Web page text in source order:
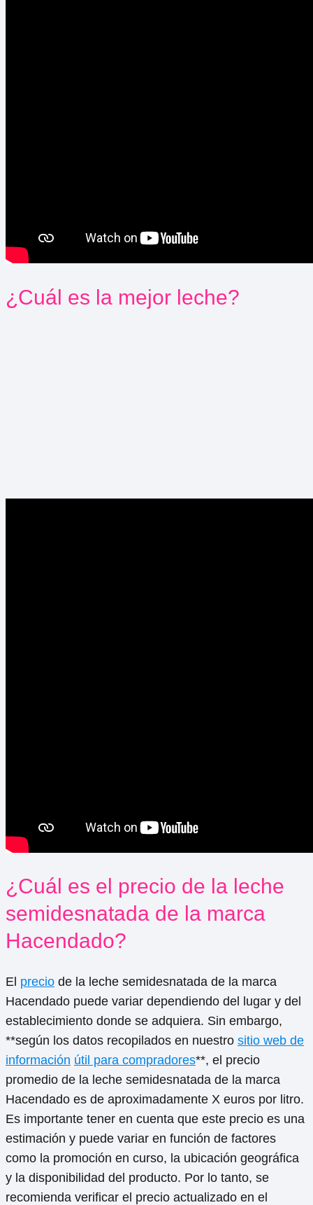
¿Cuál es la mejor leche?
¿Cuál es el precio de la leche
semidesnatada de la marca
Hacendado?
El precio de la leche semidesnatada de la marca
Hacendado puede variar dependiendo del lugar y del
establecimiento donde se adquiera. Sin embargo,
**según los datos recopilados en nuestro sitio web de
información útil para compradores**, el precio
promedio de la leche semidesnatada de la marca
Hacendado es de aproximadamente X euros por litro.
Es importante tener en cuenta que este precio es una
estimación y puede variar en función de factores
como la promoción en curso, la ubicación geográfica
y la disponibilidad del producto. Por lo tanto, se
recomienda verificar el precio actualizado en el